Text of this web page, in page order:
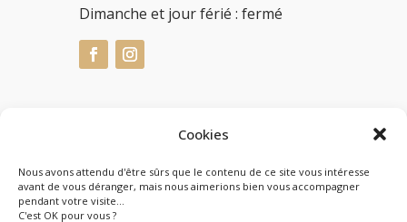
Cookies
Nous avons attendu d'être sûrs que le contenu de ce site vous intéresse
avant de vous déranger, mais nous aimerions bien vous accompagner
pendant votre visite...
C'est OK pour vous ?
Dimanche et jour férié : fermé
L’abus d’alcool est dangereux pour la santé, à
consommer avec modération.